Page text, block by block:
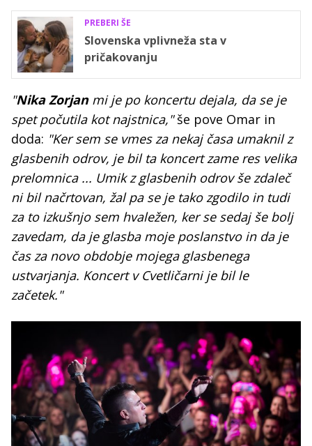
PREBERI ŠE
Slovenska vplivneža sta v
pričakovanju
"Nika Zorjanmi je po koncertu dejala, da se je
spet počutila kot najstnica,"še pove Omar in
doda: "Ker sem se vmes za nekaj časa umaknil z
glasbenih odrov, je bil ta koncert zame res velika
prelomnica ... Umik z glasbenih odrov še zdaleč
ni bil načrtovan, žal pa se je tako zgodilo in tudi
za to izkušnjo sem hvaležen, ker se sedaj še bolj
zavedam, da je glasba moje poslanstvo in da je
čas za novo obdobje mojega glasbenega
ustvarjanja. Koncert v Cvetličarni je bil le
začetek."